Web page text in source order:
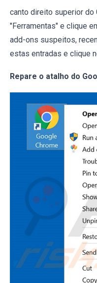
canto direito superior do
"Ferramentas" e clique
add-ons suspeitos,
estas entradas e clique
Repare o atalho do